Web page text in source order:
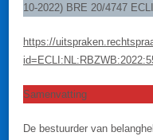
10-2022) BRE 20/4747
https://
Samenvatting
De bestuurder van